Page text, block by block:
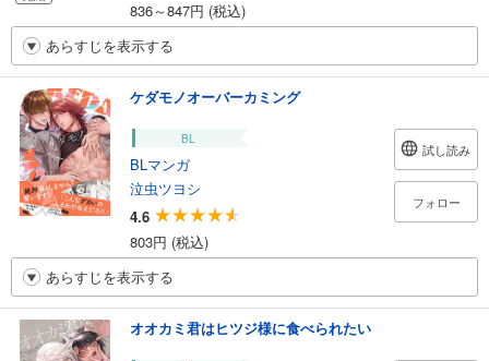
836～847円 (税込)
あらすじを表示する
ケダモノオーバーカミング
BL
BLマンガ
泣虫ツヨシ
4.6
803円 (税込)
試し読み
フォロー
あらすじを表示する
オオカミ君はヒツジ様に食べられたい